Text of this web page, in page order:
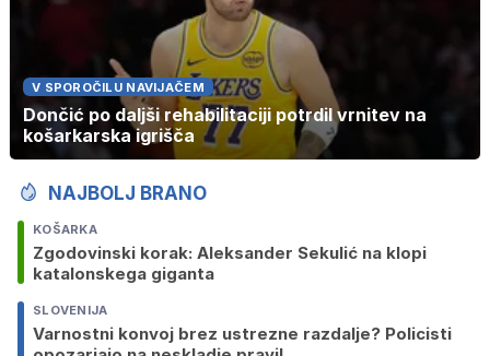
V SPOROČILU NAVIJAČEM
Dončić po daljši rehabilitaciji potrdil vrnitev na
košarkarska igrišča
NAJBOLJ BRANO
KOŠARKA
Zgodovinski korak: Aleksander Sekulić na klopi
katalonskega giganta
SLOVENIJA
Varnostni konvoj brez ustrezne razdalje? Policisti